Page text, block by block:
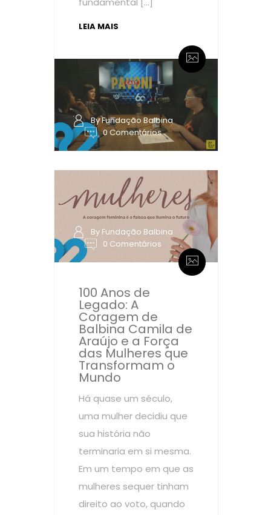
LEIA MAIS
By Fundação Balbina
0 Comentários
By Fundação Balbina
0 Comentários
100 Anos de
Legado: A
Coragem de
Balbina Camila de
Araújo e a Força
das Mulheres que
Transformam o
Mundo
Há quase um século,
uma mulher decidiu que
sua história não
terminaria em si mesma.
Em um tempo em que as
mulheres sequer tinham
direito ao voto, quando